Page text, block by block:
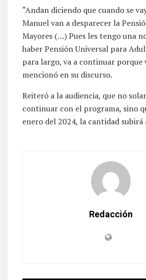
“Andan diciendo que cuando se
Manuel van a desparecer la
Mayores (…) Pues les tengo una
haber Pensión Universal para
para largo, va a continuar porque
mencionó en su discurso.
Reiteró a la audiencia, que no
continuar con el programa, sino
enero del 2024, la cantidad subirá
Redacción